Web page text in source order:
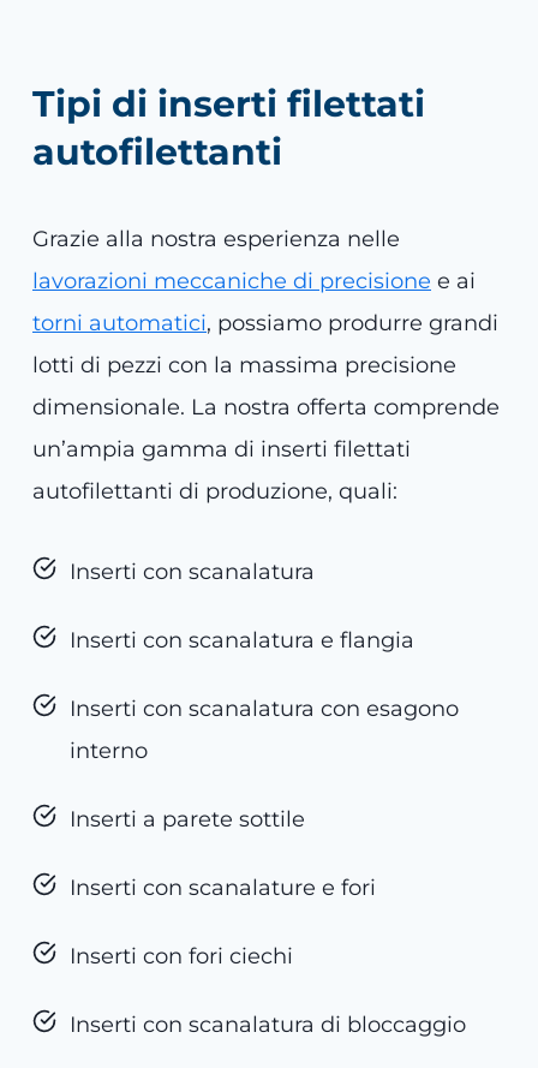
Tipi di inserti filettati
autofilettanti
Grazie alla nostra esperienza nelle
lavorazioni meccaniche di precisione e ai
torni automatici, possiamo produrre grandi
lotti di pezzi con la massima precisione
dimensionale. La nostra offerta comprende
un’ampia gamma di inserti filettati
autofilettanti di produzione, quali:
Inserti con scanalatura
Inserti con scanalatura e flangia
Inserti con scanalatura con esagono
interno
Inserti a parete sottile
Inserti con scanalature e fori
Inserti con fori ciechi
Inserti con scanalatura di bloccaggio